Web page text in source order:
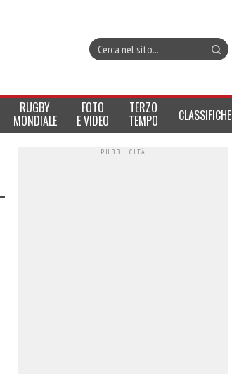
RUGBY
MONDIALE
FOTO
E VIDEO
TERZO
TEMPO CLASSIFICHE